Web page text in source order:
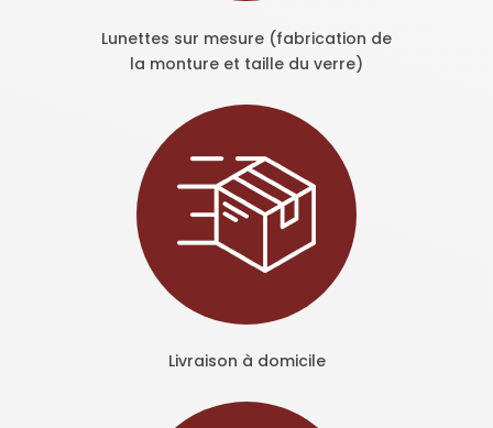
Lunettes sur mesure (fabrication de
la monture et taille du verre)
Livraison à domicile